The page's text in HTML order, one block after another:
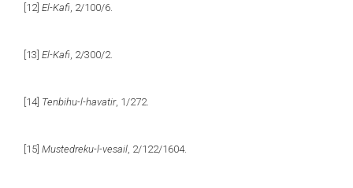
[12] El-Kafi , 2/100/6.
[13] El-Kafi , 2/300/2.
[14] Tenbihu-l-havatir, 1/272.
[15] Mustedreku-l-vesail , 2/122/1604.